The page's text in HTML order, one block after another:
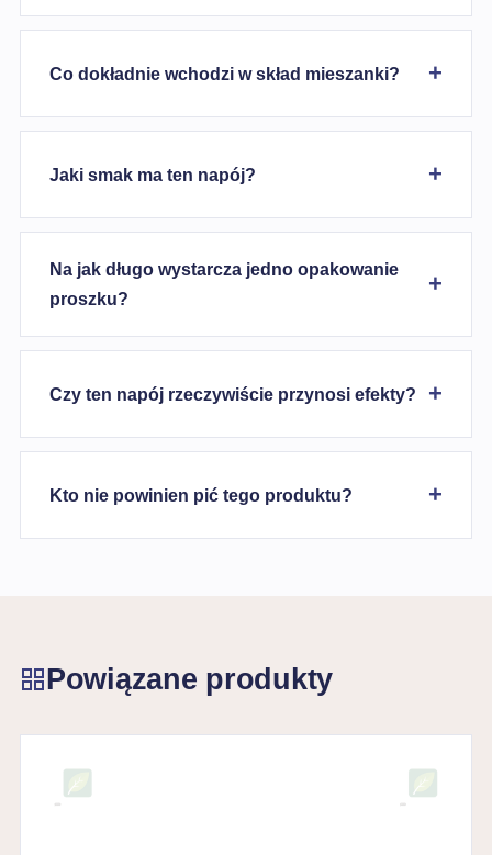
Co dokładnie wchodzi w skład mieszanki?
Jaki smak ma ten napój?
Na jak długo wystarcza jedno opakowanie
proszku?
Czy ten napój rzeczywiście przynosi efekty?
Kto nie powinien pić tego produktu?
Powiązane produkty